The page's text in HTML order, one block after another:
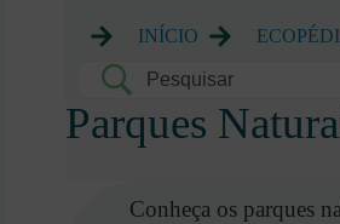
INÍCIO
Parques
Conheça os parques